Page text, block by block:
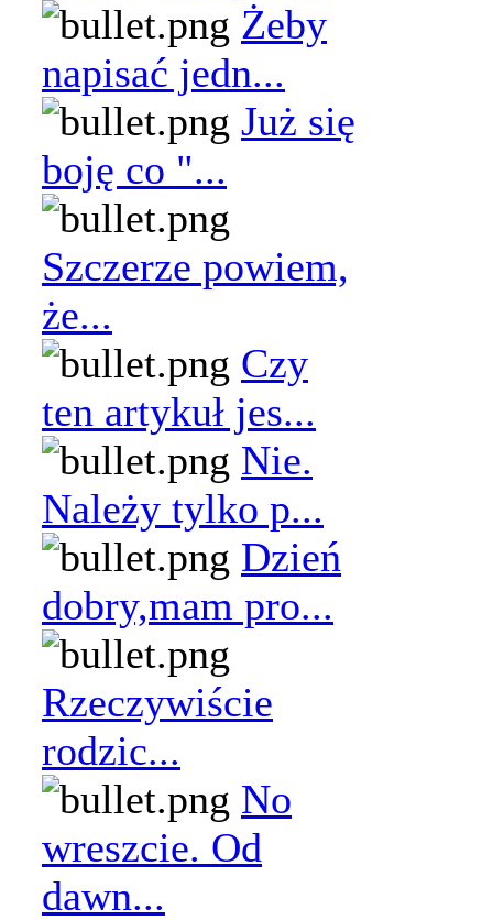
Żeby
napisać jedn...
Już się
boję co "...
Szczerze powiem,
że...
Czy
ten artykuł jes...
Nie.
Należy tylko p...
Dzień
dobry,mam pro...
Rzeczywiście
rodzic...
No
wreszcie. Od
dawn...